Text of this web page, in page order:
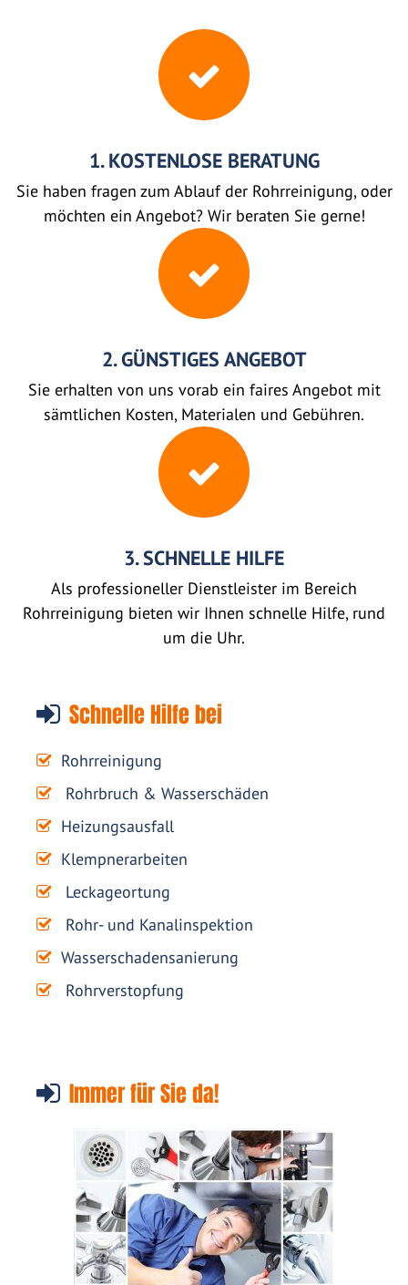
1. KOSTENLOSE BERATUNG
Sie haben fragen zum Ablauf der Rohrreinigung, oder
möchten ein Angebot? Wir beraten Sie gerne!
2. GÜNSTIGES ANGEBOT
Sie erhalten von uns vorab ein faires Angebot mit
sämtlichen Kosten, Materialen und Gebühren.
3. SCHNELLE HILFE
Als professioneller Dienstleister im Bereich
Rohrreinigung bieten wir Ihnen schnelle Hilfe, rund
um die Uhr.
Schnelle Hilfe bei
Rohrreinigung
Rohrbruch & Wasserschäden
Heizungsausfall
Klempnerarbeiten
Leckageortung
Rohr- und Kanalinspektion
Wasserschadensanierung
Rohrverstopfung
Immer für Sie da!